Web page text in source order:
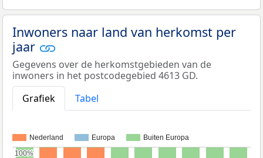
Inwoners naar land van herkomst per
jaar
Gegevens over de herkomstgebieden van de
inwoners in het postcodegebied 4613 GD.
Grafiek
Tabel
Nederland Europa Buiten Europa
100%
100%